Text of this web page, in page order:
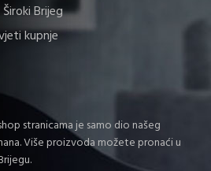
Brijeg
kupnje
stranicama je samo dio našeg
Više proizvoda možete pronaći u